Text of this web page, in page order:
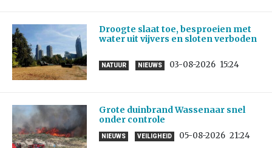
Droogte slaat toe, besproeien met
water uit vijvers en sloten verboden
NATUUR NIEUWS 03-08-2026 15:24
Grote duinbrand Wassenaar snel
onder controle
NIEUWS VEILIGHEID 05-08-2026 21:24